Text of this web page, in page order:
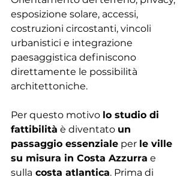
esposizione solare, accessi,
costruzioni circostanti, vincoli
urbanistici e integrazione
paesaggistica definiscono
direttamente le possibilità
architettoniche.
Per questo motivo lo studio di
fattibilità è diventato un
passaggio essenziale per le ville
su misura in Costa Azzurra e
sulla costa atlantica. Prima di